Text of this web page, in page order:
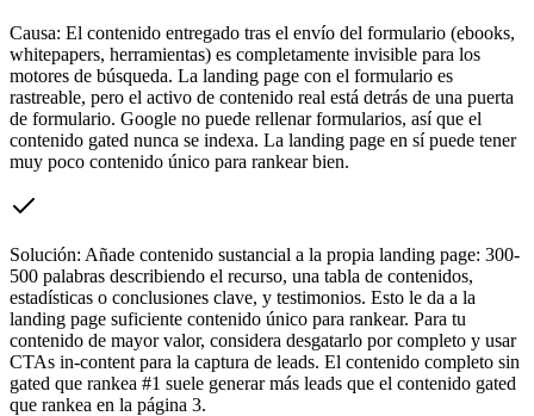
Causa: El contenido entregado tras el envío del formulario (ebooks,
whitepapers, herramientas) es completamente invisible para los
motores de búsqueda. La landing page con el formulario es
rastreable, pero el activo de contenido real está detrás de una puerta
de formulario. Google no puede rellenar formularios, así que el
contenido gated nunca se indexa. La landing page en sí puede tener
muy poco contenido único para rankear bien.
Solución: Añade contenido sustancial a la propia landing page: 300-
500 palabras describiendo el recurso, una tabla de contenidos,
estadísticas o conclusiones clave, y testimonios. Esto le da a la
landing page suficiente contenido único para rankear. Para tu
contenido de mayor valor, considera desgatarlo por completo y usar
CTAs in-content para la captura de leads. El contenido completo sin
gated que rankea #1 suele generar más leads que el contenido gated
que rankea en la página 3.